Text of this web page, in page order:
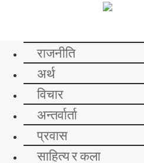
राजनीति
अर्थ
विचार
अन्तर्वार्ता
प्रवास
साहित्य र कला